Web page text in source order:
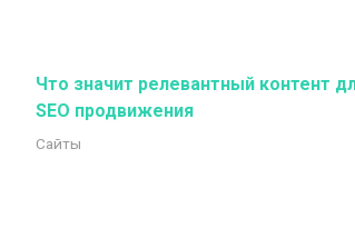
Что значит релевантный контент
SEO продвижения
Сайты